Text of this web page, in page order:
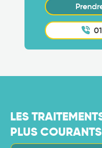
LES
PLUS